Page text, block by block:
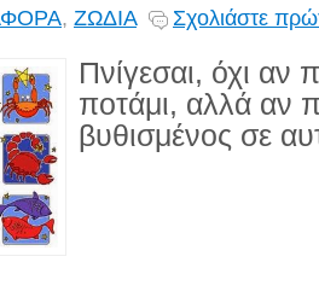
, ΖΩΔΙΑ Σχολιάστε
Πνίγεσαι, όχι αν
ποτάμι, αλλά αν
βυθισμένος σε